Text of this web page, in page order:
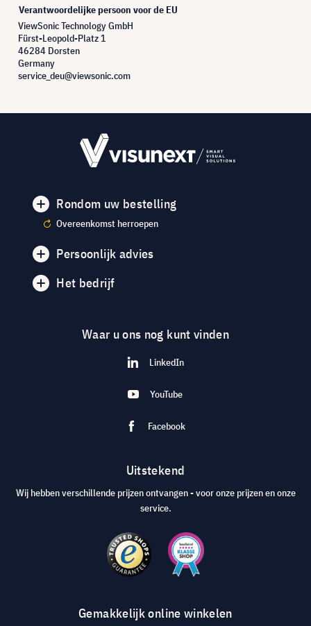
Verantwoordelijke persoon voor de EU
ViewSonic Technology GmbH
Fürst-Leopold-Platz 1
46284 Dorsten
Germany
service_deu@viewsonic.com
Rondom uw bestelling
Overeenkomst herroepen
Persoonlijk advies
Het bedrijf
Waar u ons nog kunt vinden
LinkedIn
YouTube
Facebook
Uitstekend
Wij hebben verschillende prijzen ontvangen - voor onze prijzen en onze
service.
Gemakkelijk online winkelen